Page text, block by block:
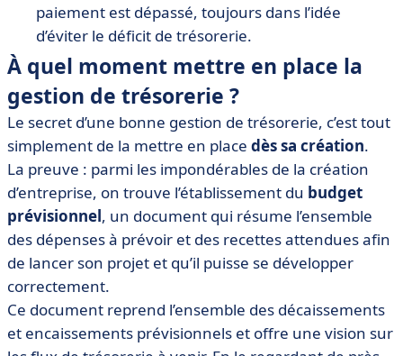
paiement est dépassé, toujours dans l’idée
d’éviter le déficit de trésorerie.
À quel moment mettre en place la
gestion de trésorerie ?
Le secret d’une bonne gestion de trésorerie, c’est tout
simplement de la mettre en place dès sa création.
La preuve : parmi les impondérables de la création
d’entreprise, on trouve l’établissement du budget
prévisionnel, un document qui résume l’ensemble
des dépenses à prévoir et des recettes attendues afin
de lancer son projet et qu’il puisse se développer
correctement.
Ce document reprend l’ensemble des décaissements
et encaissements prévisionnels et offre une vision sur